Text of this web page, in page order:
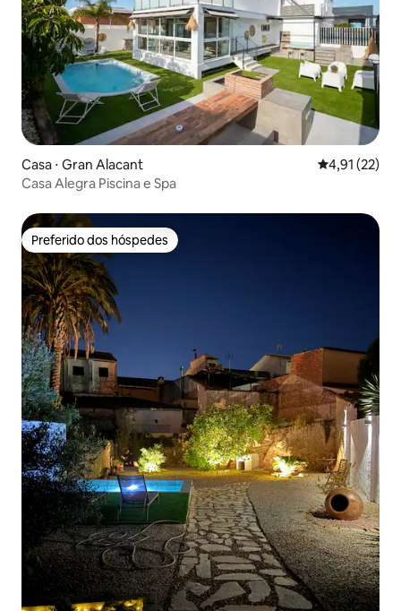
Casa ⋅ Gran Alacant 4,91 de uma
4,91 (22)
Casa Alegra Piscina e Spa
Preferido dos hóspedes
Preferido dos hóspedes